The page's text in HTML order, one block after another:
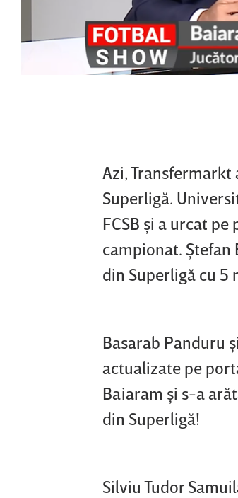
Azi,
Superligă.
FCSB şi a urcat
campionat.
din Superligă cu 5
Basarab Panduru
actualizate pe
Baiaram şi s-a
din Superligă!
Silviu Tudor